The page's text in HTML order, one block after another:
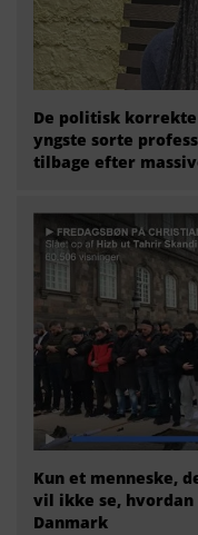
De politisk korrekte
yngste sorte
tilbage efter
Kun et menneske,
vil ikke se,
Danmark